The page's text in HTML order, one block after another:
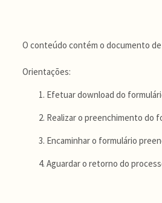
O conteúdo contém o documento
Orientações:
Efetuar download do
Realizar o preenchimento do
Encaminhar o formulário
Aguardar o retorno do